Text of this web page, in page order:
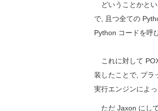
どいうことかとい
で, 且つ全ての
Python コードを呼
これに対して
装したことで, プラ
実行エンジンによ
ただ Jaxon にし